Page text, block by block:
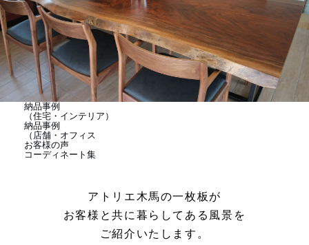
MOKUBA について
商品情報
直営店
イベント
WEBカタログ
納品事例
（住宅・インテリア）
納品事例
（店舗・オフィス
お客様の声
コーディネート集
アトリエ木馬の一枚板が
お客様と共に暮らしてある風景を
ご紹介いたします。